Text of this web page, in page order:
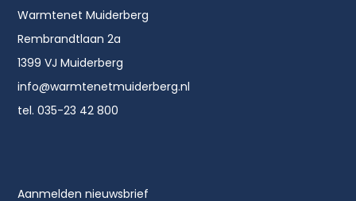
Warmtenet Muiderberg
Rembrandtlaan 2a
1399 VJ Muiderberg
info@warmtenetmuiderberg.nl
tel. 035-23 42 800
Aanmelden nieuwsbrief